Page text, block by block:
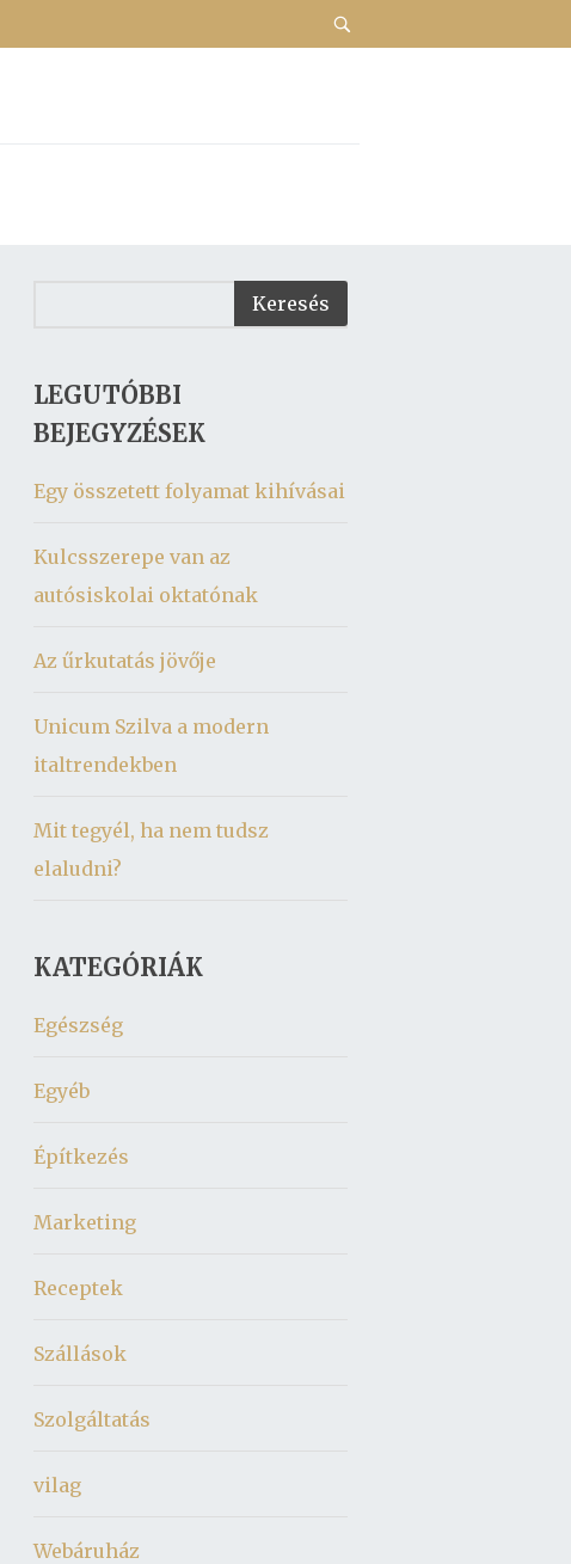
LEGUTÓBBI
BEJEGYZÉSEK
Egy összetett folyamat kihívásai
Kulcsszerepe van az
autósiskolai oktatónak
Az űrkutatás jövője
Unicum Szilva a modern
italtrendekben
Mit tegyél, ha nem tudsz
elaludni?
KATEGÓRIÁK
Egészség
Egyéb
Építkezés
Marketing
Receptek
Szállások
Szolgáltatás
vilag
Webáruház